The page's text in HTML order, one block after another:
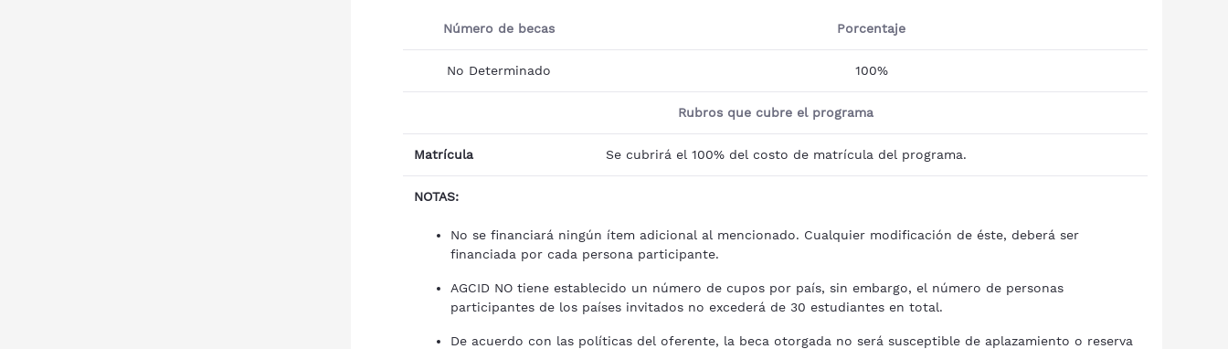
Número de becas Porcentaje
No Determinado 100%
Rubros que cubre el programa
Matrícula Se cubrirá el 100% del costo de matrícula del programa.
NOTAS:
No se financiará ningún ítem adicional al mencionado. Cualquier modificación de éste, deberá ser
financiada por cada persona participante.
AGCID NO tiene establecido un número de cupos por país, sin embargo, el número de personas
participantes de los países invitados no excederá de 30 estudiantes en total.
De acuerdo con las políticas del oferente, la beca otorgada no será susceptible de aplazamiento o reserva